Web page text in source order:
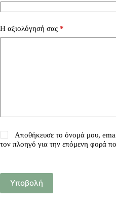
Η αξιολόγησή σας *
Αποθήκευσε το όνομά μου,
τον πλοηγό για την επόμενη φορά
Υποβολή